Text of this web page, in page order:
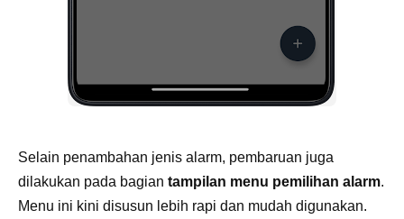
Selain penambahan jenis alarm, pembaruan juga
dilakukan pada bagian tampilan menu pemilihan alarm.
Menu ini kini disusun lebih rapi dan mudah digunakan.